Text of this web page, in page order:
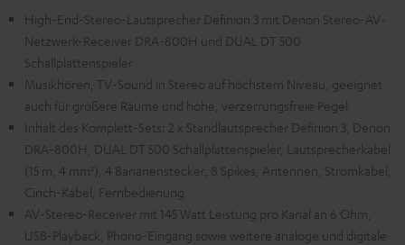
High-End-Stereo-Lautsprecher Definion 3 mit Denon Stereo-AV-
Netzwerk-Receiver DRA-800H und DUAL DT 500
Schallplattenspieler
Musikhören, TV-Sound in Stereo auf höchstem Niveau, geeignet
auch für größere Räume und hohe, verzerrungsfreie Pegel
Inhalt des Komplett-Sets: 2 x Standlautsprecher Definion 3, Denon
DRA-800H, DUAL DT 500 Schallplattenspieler, Lautsprecherkabel
(15 m, 4 mm²), 4 Bananenstecker, 8 Spikes, Antennen, Stromkabel,
Cinch-Kabel, Fernbedienung
AV-Stereo-Receiver mit 145 Watt Leistung pro Kanal an 6 Ohm,
USB-Playback, Phono-Eingang sowie weitere analoge und digitale